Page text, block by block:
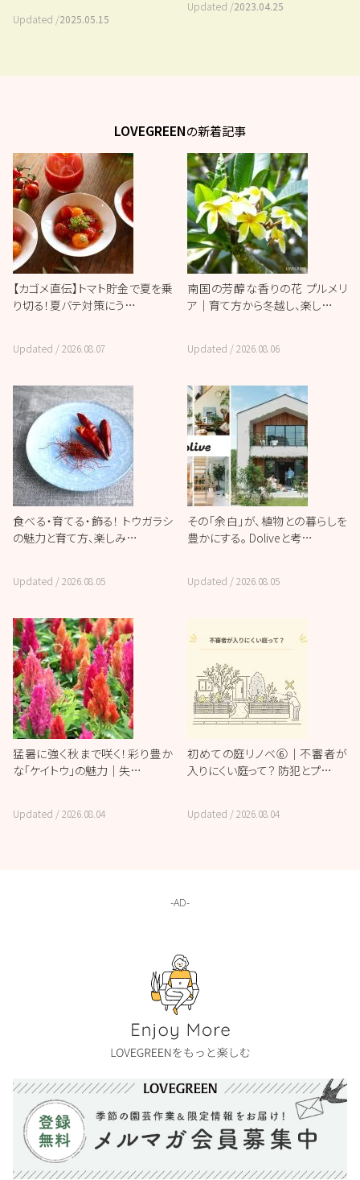
Updated /2025.05.15
Updated /2023.04.25
LOVEGREENの新着記事
【カゴメ直伝】トマト貯金で夏を乗
り切る！夏バテ対策にう…
Updated /2026.08.07
南国の芳醇な香りの花 プルメリ
ア｜育て方から冬越し、楽し…
Updated /2026.08.06
食べる・育てる・飾る！ トウガラシ
の魅力と育て方、楽しみ…
Updated /2026.08.05
その「余白」が、植物との暮らしを
豊かにする。 Doliveと考…
Updated /2026.08.05
猛暑に強く秋まで咲く！彩り豊か
な「ケイトウ」の魅力｜失…
Updated /2026.08.04
初めての庭リノベ⑥｜不審者が
入りにくい庭って？ 防犯とプ…
Updated /2026.08.04